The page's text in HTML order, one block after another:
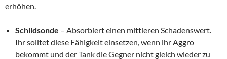
erhöhen.
Schildsonde – Absorbiert einen mittleren Schadenswert.
Ihr solltet diese Fähigkeit einsetzen, wenn ihr Aggro
bekommt und der Tank die Gegner nicht gleich wieder zu